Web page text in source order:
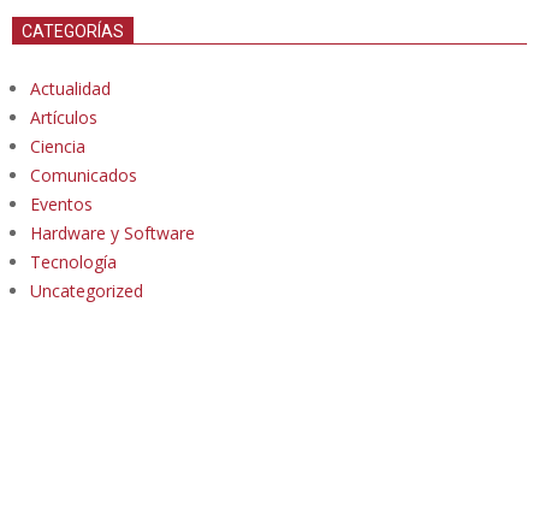
CATEGORÍAS
Actualidad
Artículos
Ciencia
Comunicados
Eventos
Hardware y Software
Tecnología
Uncategorized